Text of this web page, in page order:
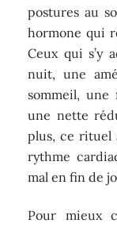
postures au
hormone qui
Ceux qui s’y
nuit, une
sommeil, une
une nette
plus, ce rituel
rythme
mal en fin de
Pour mieux